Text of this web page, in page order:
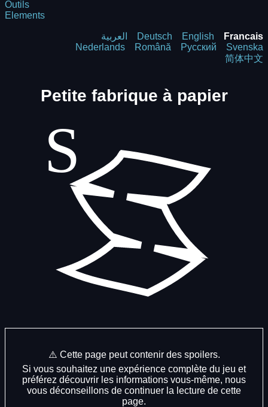
Outils
Elements
العربية Deutsch English
Francais
Nederlands
Română Русский
Svenska
简体中文
Petite fabrique à papier
⚠️ Cette page peut contenir des spoilers.
Si vous souhaitez une expérience complète du jeu et
préférez découvrir les informations vous-même, nous
vous déconseillons de continuer la lecture de cette
page.